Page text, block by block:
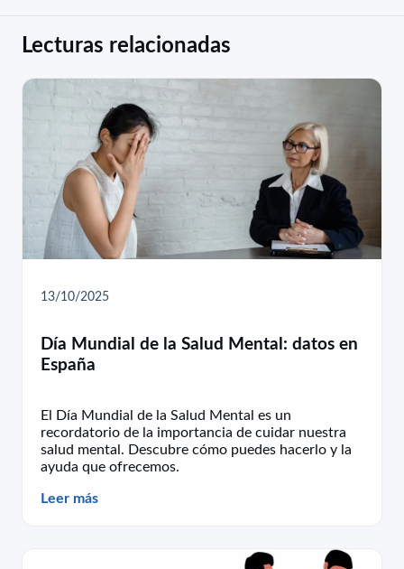
Lecturas relacionadas
13/10/2025
Día Mundial de la Salud Mental: datos en
España
El Día Mundial de la Salud Mental es un
recordatorio de la importancia de cuidar nuestra
salud mental. Descubre cómo puedes hacerlo y la
ayuda que ofrecemos.
Leer más